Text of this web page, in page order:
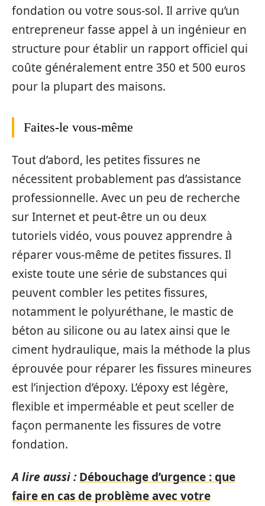
fondation ou votre sous-sol. Il arrive qu’un
entrepreneur fasse appel à un ingénieur en
structure pour établir un rapport officiel qui
coûte généralement entre 350 et 500 euros
pour la plupart des maisons.
Faites-le vous-même
Tout d’abord, les petites fissures ne
nécessitent probablement pas d’assistance
professionnelle. Avec un peu de recherche
sur Internet et peut-être un ou deux
tutoriels vidéo, vous pouvez apprendre à
réparer vous-même de petites fissures. Il
existe toute une série de substances qui
peuvent combler les petites fissures,
notamment le polyuréthane, le mastic de
béton au silicone ou au latex ainsi que le
ciment hydraulique, mais la méthode la plus
éprouvée pour réparer les fissures mineures
est l’injection d’époxy. L’époxy est légère,
flexible et imperméable et peut sceller de
façon permanente les fissures de votre
fondation.
A lire aussi : Débouchage d’urgence : que
faire en cas de problème avec votre